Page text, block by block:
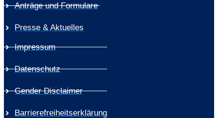
Anträge und Formulare
Presse & Aktuelles
Impressum
Datenschutz
Gender Disclaimer
Barrierefreiheitserklärung